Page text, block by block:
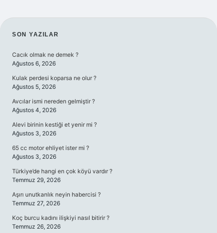
SIDEBAR
SON YAZILAR
Cacık olmak ne demek ?
Ağustos 6, 2026
Kulak perdesi koparsa ne olur ?
Ağustos 5, 2026
Avcılar ismi nereden gelmiştir ?
Ağustos 4, 2026
Alevi birinin kestiği et yenir mi ?
Ağustos 3, 2026
65 cc motor ehliyet ister mi ?
Ağustos 3, 2026
Türkiye’de hangi en çok köyü vardır ?
Temmuz 29, 2026
Aşırı unutkanlık neyin habercisi ?
Temmuz 27, 2026
Koç burcu kadını ilişkiyi nasıl bitirir ?
Temmuz 26, 2026